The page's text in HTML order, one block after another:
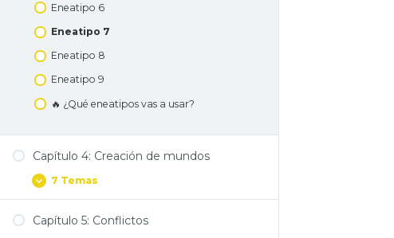
Eneatipo 6
Eneatipo 7
Eneatipo 8
Eneatipo 9
🔥 ¿Qué eneatipos vas a usar?
Capítulo 4: Creación de mundos
7 Temas
Capítulo 5: Conflictos